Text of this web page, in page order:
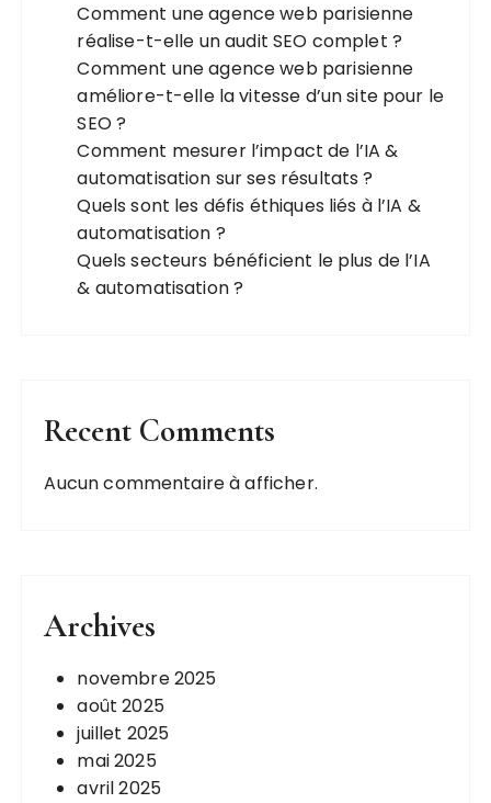
Comment une agence web parisienne
réalise-t-elle un audit SEO complet ?
Comment une agence web parisienne
améliore-t-elle la vitesse d’un site pour le
SEO ?
Comment mesurer l’impact de l’IA &
automatisation sur ses résultats ?
Quels sont les défis éthiques liés à l’IA &
automatisation ?
Quels secteurs bénéficient le plus de l’IA
& automatisation ?
Recent Comments
Aucun commentaire à afficher.
Archives
novembre 2025
août 2025
juillet 2025
mai 2025
avril 2025